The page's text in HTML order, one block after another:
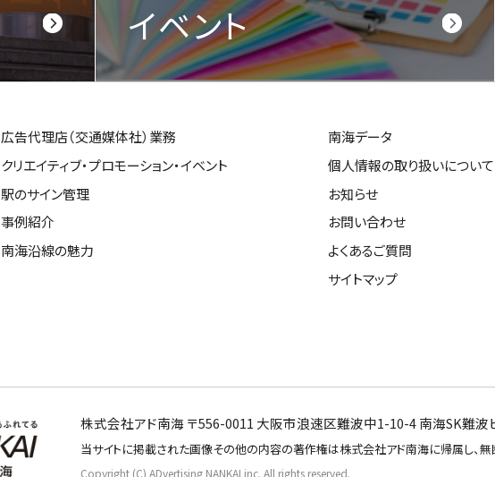
イベント
広告代理店（交通媒体社）業務
クリエイティブ・プロモーション・イベント
駅のサイン管理
事例紹介
南海沿線の魅力
南海データ
個人情報の取り扱いについて
お知らせ
お問い合わせ
よくあるご質問
サイトマップ
株式会社アド南海 〒556-0011 大阪市浪速区難波中1-10-4 南海SK難波
当サイトに掲載された画像その他の内容の著作権は株式会社アド南海に帰属し、無
Copyright (C) ADvertising NANKAI inc. All rights reserved.